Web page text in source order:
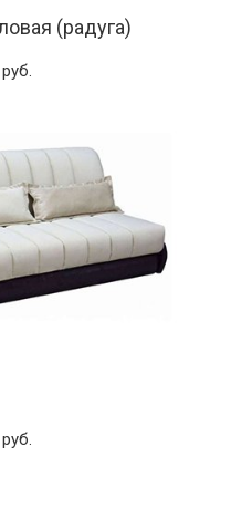
(радуга)
руб.
руб.